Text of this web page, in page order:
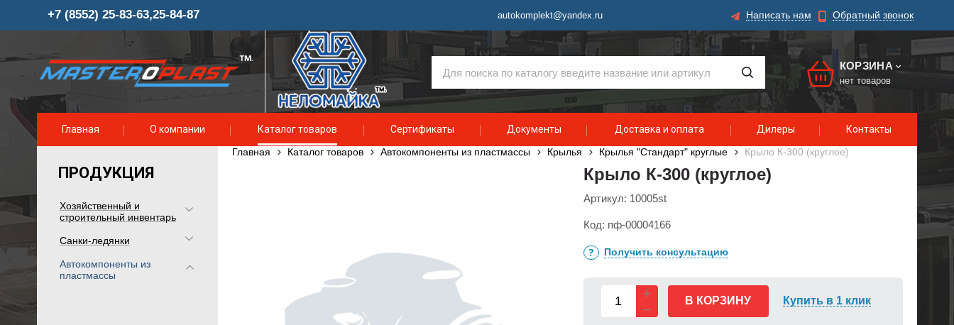
+7 (8552) 25-83-63,25-84-87 autokomplekt@yandex.ru Написать нам Обратный звонок
КОРЗИНА
нет товаров
Главная О компании Каталог товаров Сертификаты Документы Доставка и оплата Дилеры Контакты
ПРОДУКЦИЯ
Хозяйственный и
строительный инвентарь
Санки-ледянки
Автокомпоненты из
пластмассы
Главная Каталог товаров Автокомпоненты из пластмассы Крылья Крылья "Стандарт" круглые Крыло К-300 (круглое)
Крыло К-300 (круглое)
Артикул: 10005st
Код: пф-00004166
Получить консультацию
В КОРЗИНУ Купить в 1 клик